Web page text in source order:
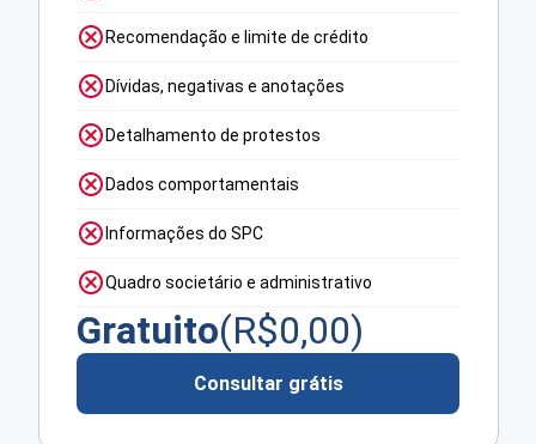
Recomendação e limite de crédito
Dívidas, negativas e anotações
Detalhamento de protestos
Dados comportamentais
Informações do SPC
Quadro societário e administrativo
Gratuito(R$0,00)
Consultar grátis